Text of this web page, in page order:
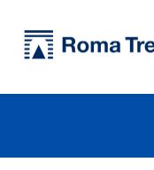
SILVIA VICENTINI - Università Roma Tre